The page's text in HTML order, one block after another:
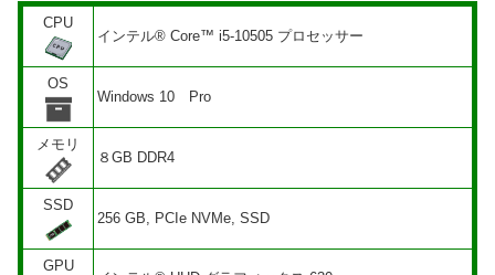
CPU
インテル® Core™ i5-10505 プロセッサー
OS
Windows 10 Pro
メモリ
８GB DDR4
SSD
256 GB, PCIe NVMe, SSD
GPU